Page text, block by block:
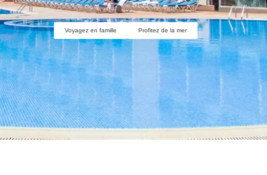
Voyagez en famille Profitez de la mer